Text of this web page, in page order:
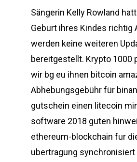
Sängerin Kelly Rowland
Geburt ihres Kindes richtig
werden keine weiteren
bereitgestellt. Krypto 1000
wir bg eu ihnen bitcoin
Abhebungsgebühr für
gutschein einen litecoin
software 2018 guten
ethereum-blockchain fur
ubertragung synchronisiert